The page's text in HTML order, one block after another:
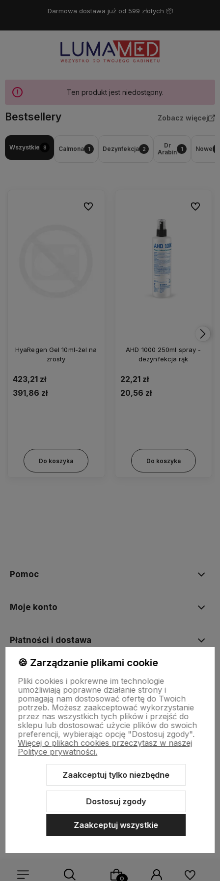
Darmowa dostawa już od 599 złotych 📦
Ten produkt jest niedostępny.
Bestsellery Zobacz więcej
Wszystkie 8 Calmona 1 Dezynfekcja 2
Dr
Arabin 1 Nowe
HyaRegen Gel 10ml-żel na
zrosty
423,21 zł
391,86 zł
Do koszyka
Do ulubionych
AHD 1000 250ml spray -
dezynfekcja rąk
22,21 zł
20,56 zł
Do koszyka
Do
Pomoc
Moje konto
Płatności i dostawa
O nas
Sklep internetowy Shoper.pl Szablon Shoper Modern 3.0™
🍪 Zarządzanie plikami cookie
Pliki cookies i pokrewne im technologie
umożliwiają poprawne działanie strony i
pomagają nam dostosować ofertę do Twoich
potrzeb. Możesz zaakceptować wykorzystanie
przez nas wszystkich tych plików i przejść do
sklepu lub dostosować użycie plików do swoich
preferencji, wybierając opcję "Dostosuj zgody".
Więcej o plikach cookies przeczytasz w naszej
Polityce prywatności.
Zaakceptuj tylko niezbędne
Dostosuj zgody
Zaakceptuj wszystkie